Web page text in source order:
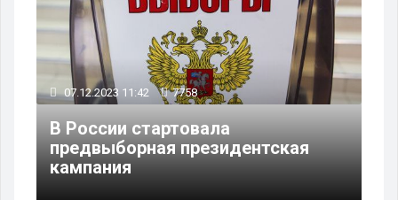
07.12.2023 11:42 7758
В России стартовала
предвыборная президентская
кампания